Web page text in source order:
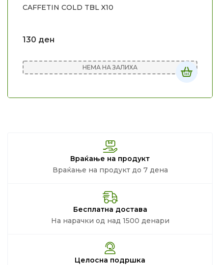
CAFFETIN COLD TBL X10
130 ден
НЕМА НА ЗАЛИХА
Враќање на продукт
Враќање на продукт до 7 дена
Бесплатна достава
На нарачки од над 1500 денари
Целосна подршка